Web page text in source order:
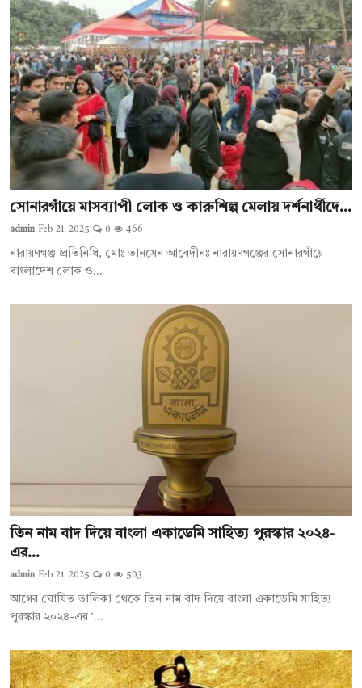
সোনারগাঁয়ে মাসব্যাপী লোক ও কারুশিল্প মেলায় দর্শনার্থীদে...
admin Feb 21, 2025 0 466
নারায়ণগঞ্জ প্রতিনিধি, মোঃ তানসেন আবেদীনঃ নারায়ণগঞ্জের সোনারগাঁয়ে
বাংলাদেশ লোক ও...
তিন নাম বাদ দিয়ে বাংলা একাডেমি সাহিত্য পুরস্কার ২০২৪-
এর...
admin Feb 21, 2025 0 503
আগের ঘোষিত তালিকা থেকে তিন নাম বাদ দিয়ে বাংলা একাডেমি সাহিত্য
পুরস্কার ২০২৪-এর ‘...